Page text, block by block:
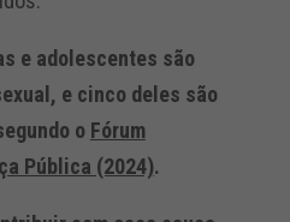
e adolescentes são
e cinco deles são
o Fórum
Pública (2024).